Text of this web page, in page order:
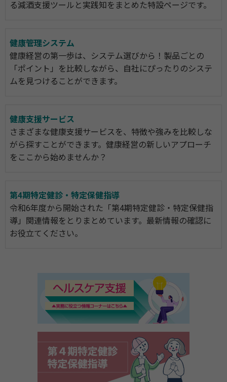
る減酒支援ツールと実践知をまとめた特設ページです。
健康管理システム
健康経営の第一歩は、システム選びから！製品ごとの
「ポイント」を比較しながら、自社にぴったりのシステ
ムを見つけることができます。
健康支援サービス
さまざまな健康支援サービスを、特徴や強みを比較しな
がら探すことができます。健康経営の新しいアプローチ
をここから始めませんか？
第4期特定健診・特定保健指導
令和6年度から開始された「第4期特定健診・特定保健指
導」関連情報をとりまとめています。最新情報の確認に
お役立てください。